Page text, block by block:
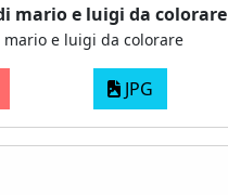
mario e luigi da colorare
e luigi da colorare
JPG